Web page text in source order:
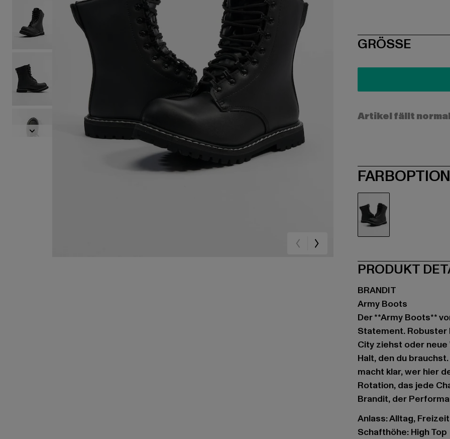
SIZE
GRÖSSE
Artikel fällt
PRODUKT
BRANDIT
Army Boots
Der **Army Boots**
Statement. Robuster
City ziehst oder
Halt, den du
macht klar, wer hier
Rotation, das jede
Brandit, der
Anlass: Alltag, Freizeit
Schafthöhe: High Top